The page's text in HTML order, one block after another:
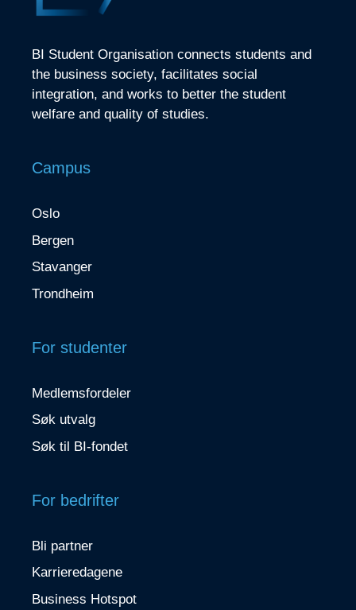
BI Student Organisation connects students and
the business society, facilitates social
integration, and works to better the student
welfare and quality of studies.
Campus
Oslo
Bergen
Stavanger
Trondheim
For studenter
Medlemsfordeler
Søk utvalg
Søk til BI-fondet
For bedrifter
Bli partner
Karrieredagene
Business Hotspot